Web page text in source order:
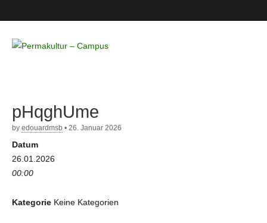
– Campus
pHqghUme
by edouardmsb • 26. Januar 2026
Datum
26.01.2026
00:00
Kategorie Keine Kategorien